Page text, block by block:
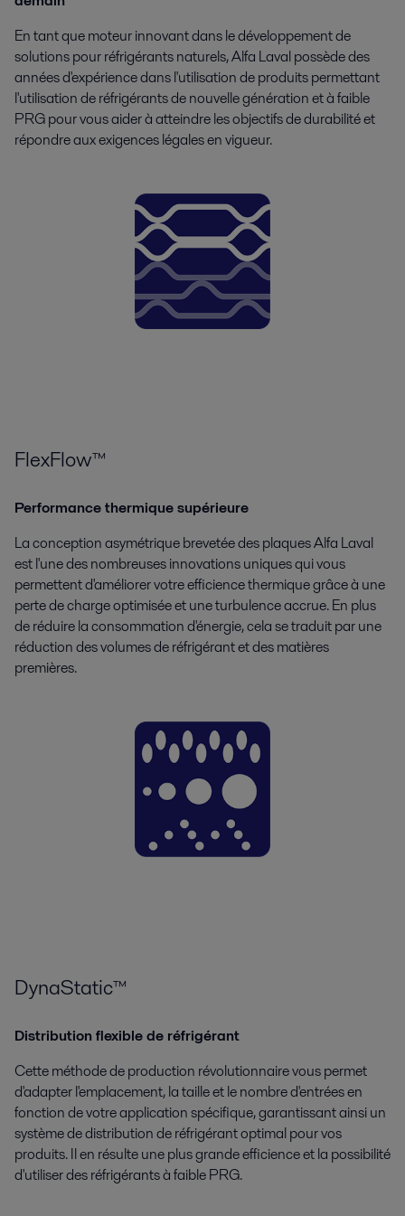
En tant que moteur innovant dans le développement de
solutions pour réfrigérants naturels, Alfa Laval possède des
années d'expérience dans l'utilisation de produits permettant
l'utilisation de réfrigérants de nouvelle génération et à faible
PRG pour vous aider à atteindre les objectifs de durabilité et
répondre aux exigences légales en vigueur.
FlexFlow™
Performance thermique supérieure
La conception asymétrique brevetée des plaques Alfa Laval
est l'une des nombreuses innovations uniques qui vous
permettent d'améliorer votre efficience thermique grâce à une
perte de charge optimisée et une turbulence accrue. En plus
de réduire la consommation d'énergie, cela se traduit par une
réduction des volumes de réfrigérant et des matières
premières.
DynaStatic™
Distribution flexible de réfrigérant
Cette méthode de production révolutionnaire vous permet
d'adapter l'emplacement, la taille et le nombre d'entrées en
fonction de votre application spécifique, garantissant ainsi un
système de distribution de réfrigérant optimal pour vos
produits. Il en résulte une plus grande efficience et la possibilité
d'utiliser des réfrigérants à faible PRG.